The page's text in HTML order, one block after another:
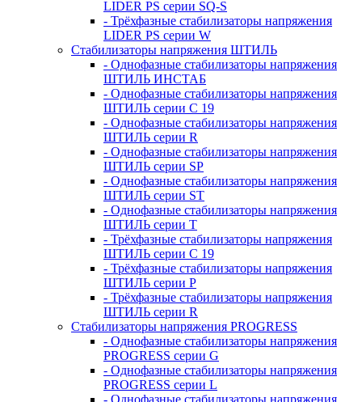
LIDER PS серии SQ-S
- Трёхфазные стабилизаторы напряжения
LIDER PS серии W
Стабилизаторы напряжения ШТИЛЬ
- Однофазные стабилизаторы напряжения
ШТИЛЬ ИНСТАБ
- Однофазные стабилизаторы напряжения
ШТИЛЬ серии C 19
- Однофазные стабилизаторы напряжения
ШТИЛЬ серии R
- Однофазные стабилизаторы напряжения
ШТИЛЬ серии SP
- Однофазные стабилизаторы напряжения
ШТИЛЬ серии ST
- Однофазные стабилизаторы напряжения
ШТИЛЬ серии T
- Трёхфазные стабилизаторы напряжения
ШТИЛЬ серии C 19
- Трёхфазные стабилизаторы напряжения
ШТИЛЬ серии P
- Трёхфазные стабилизаторы напряжения
ШТИЛЬ серии R
Стабилизаторы напряжения PROGRESS
- Однофазные стабилизаторы напряжения
PROGRESS серии G
- Однофазные стабилизаторы напряжения
PROGRESS серии L
- Однофазные стабилизаторы напряжения